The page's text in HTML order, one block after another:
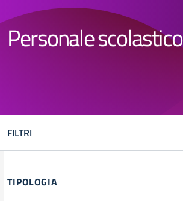
Personale scolastico
FILTRI
Filtri
TIPOLOGIA